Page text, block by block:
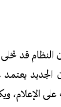
النظام قد
الجديد يعتمد
الإعلام،